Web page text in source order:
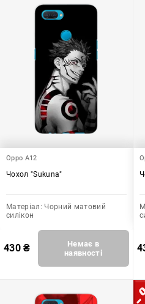
Oppo A12
Чохол "Sukuna"
Матеріал: Чорний матовий
силікон
430₴
Немає в
наявності